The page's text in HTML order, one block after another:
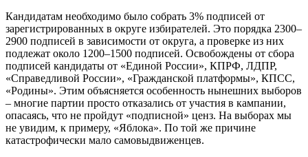
Кандидатам необходимо было собрать 3% подписей от
зарегистрированных в округе избирателей. Это порядка 2300–
2900 подписей в зависимости от округа, а проверке из них
подлежат около 1200–1500 подписей. Освобождены от сбора
подписей кандидаты от «Единой России», КПРФ, ЛДПР,
«Справедливой России», «Гражданской платформы», КПСС,
«Родины». Этим объясняется особенность нынешних выборов
– многие партии просто отказались от участия в кампании,
опасаясь, что не пройдут «подписной» ценз. На выборах мы
не увидим, к примеру, «Яблока». По той же причине
катастрофически мало самовыдвиженцев.